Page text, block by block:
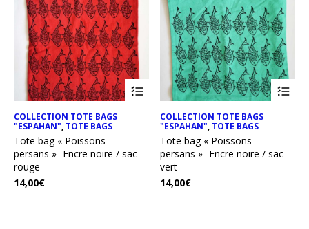
COLLECTION TOTE BAGS
"ESPAHAN", TOTE BAGS
Tote bag « Poissons
persans »- Encre noire / sac
rouge
14,00€
COLLECTION TOTE BAGS
"ESPAHAN", TOTE BAGS
Tote bag « Poissons
persans »- Encre noire / sac
vert
14,00€